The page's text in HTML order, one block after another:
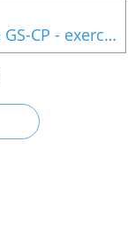
Exercice tableau à double entrée GS-CP - exercice 1